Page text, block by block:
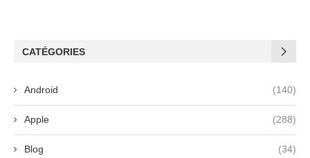
CATÉGORIES
Android (140)
Apple (288)
Blog (34)